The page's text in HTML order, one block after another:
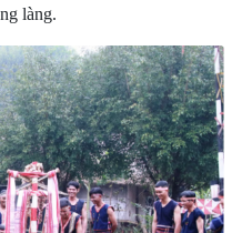
làng.